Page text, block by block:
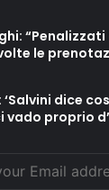
le
dice
vado proprio